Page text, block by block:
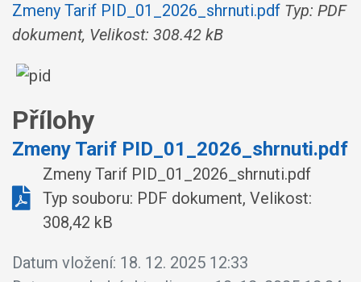
Zmeny Tarif PID_01_2026_shrnuti.pdf Typ: PDF
dokument, Velikost: 308.42 kB
Přílohy
Zmeny Tarif PID_01_2026_shrnuti.pdf
Zmeny Tarif PID_01_2026_shrnuti.pdf
Typ souboru: PDF dokument, Velikost:
308,42 kB
Datum vložení: 18. 12. 2025 12:33